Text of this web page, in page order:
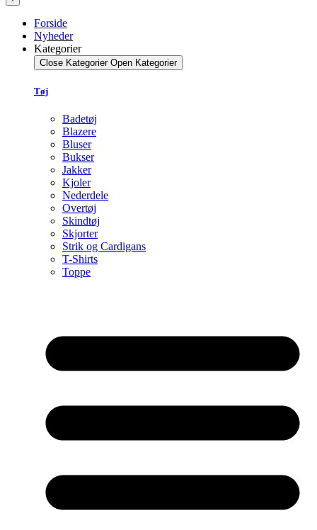
Forside
Nyheder
Kategorier
Close Kategorier Open Kategorier
Tøj
Badetøj
Blazere
Bluser
Bukser
Jakker
Kjoler
Nederdele
Overtøj
Skindtøj
Skjorter
Strik og Cardigans
T-Shirts
Toppe